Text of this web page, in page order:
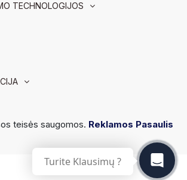
TECHNOLOGIJOS
teisės saugomos. Reklamos Pasaulis
Turite Klausimų ?